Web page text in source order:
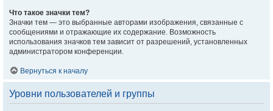
Что такое значки тем?
Значки тем — это выбранные авторами изображения, связанные с
сообщениями и отражающие их содержание. Возможность
использования значков тем зависит от разрешений, установленных
администратором конференции.
Вернуться к началу
Уровни пользователей и группы